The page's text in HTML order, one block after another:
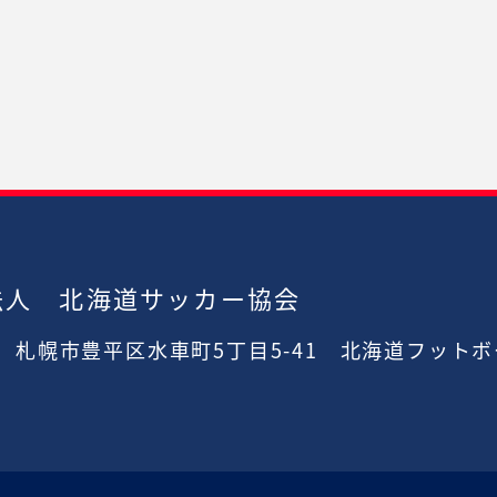
人 北海道サッカー協会
札幌市豊平区水車町5丁目5-41 北海道フット